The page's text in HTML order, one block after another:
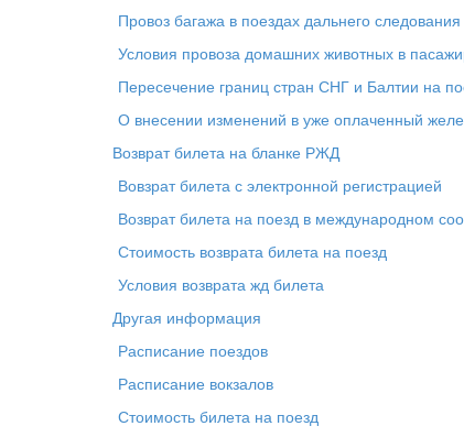
Провоз багажа в поездах дальнего
Условия провоза домашних животных в
Пересечение границ стран СНГ и Балтии на
О внесении изменений в уже оплаченный
Возврат билета на бланке РЖД
Вовзрат билета с электронной регистрацией
Возврат билета на поезд в международном
Стоимость возврата билета на поезд
Условия возврата жд билета
Другая информация
Расписание поездов
Расписание вокзалов
Стоимость билета на поезд